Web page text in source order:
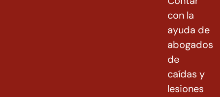
con la
ayuda de
abogados
de
caídas y
lesiones